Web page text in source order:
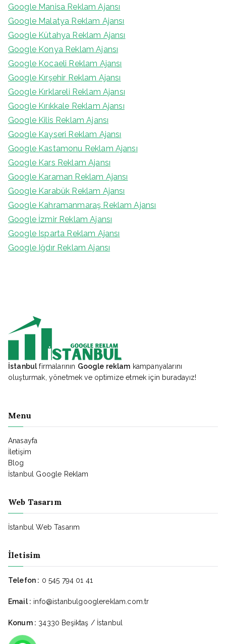
Google Manisa Reklam Ajansı
Google Malatya Reklam Ajansı
Google Kütahya Reklam Ajansı
Google Konya Reklam Ajansı
Google Kocaeli Reklam Ajansı
Google Kırşehir Reklam Ajansı
Google Kırklareli Reklam Ajansı
Google Kırıkkale Reklam Ajansı
Google Kilis Reklam Ajansı
Google Kayseri Reklam Ajansı
Google Kastamonu Reklam Ajansı
Google Kars Reklam Ajansı
Google Karaman Reklam Ajansı
Google Karabük Reklam Ajansı
Google Kahramanmaraş Reklam Ajansı
Google İzmir Reklam Ajansı
Google Isparta Reklam Ajansı
Google Iğdır Reklam Ajansı
İstanbulfirmalarının Google reklam kampanyalarını
oluşturmak, yönetmek ve optimize etmek için buradayız!
Menu
Anasayfa
İletişim
Blog
İstanbul Google Reklam
Web Tasarım
İstanbul Web Tasarım
İletisim
Telefon : 0 545 794 01 41
Email : info@istanbulgooglereklam.com.tr
Konum : 34330 Beşiktaş / İstanbul